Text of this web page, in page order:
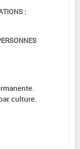
:
culture.